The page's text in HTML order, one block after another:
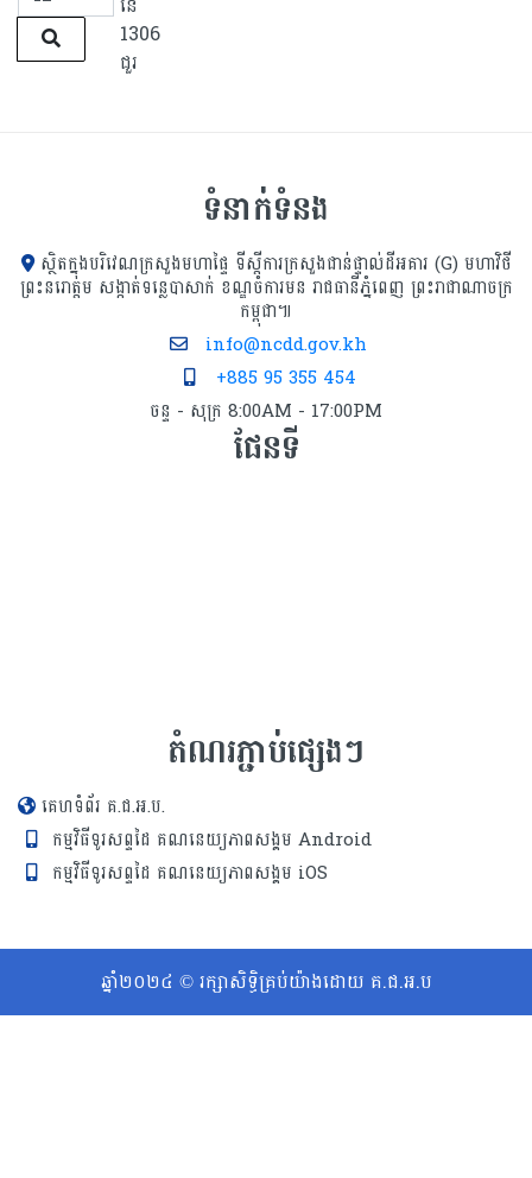
1306
ជួរ
ទំនាក់ទំនង
ស្ថិតក្នុងបរិវេណក្រសួងមហាផ្ទៃ ទីស្ដីការក្រសួង​ជាន់ផ្ទាល់ដីអគារ (G) មហាវិថី
ព្រះនរោត្តម សង្កាត់ទន្លេបាសាក់ ខណ្ឌចំការមន រាជធានីភ្នំពេញ ព្រះរាជាណាចក្រ
កម្ពុជា៕
info@ncdd.gov.kh
+885 95 355 454
ចន្ទ - សុក្រ 8:00AM - 17:00PM
ផែនទី
តំណរភ្ជាប់ផ្សេងៗ
គេហទំព័រ គ.ជ.អ.ប.
កម្មវិធីទូរសព្ទដៃ គណនេយ្យភាពសង្គម Android
កម្មវិធីទូរសព្ទដៃ គណនេយ្យភាពសង្គម iOS
ឆ្នាំ២០២៤ © រក្សាសិទ្ធិគ្រប់យ៉ាងដោយ គ.ជ.អ.ប